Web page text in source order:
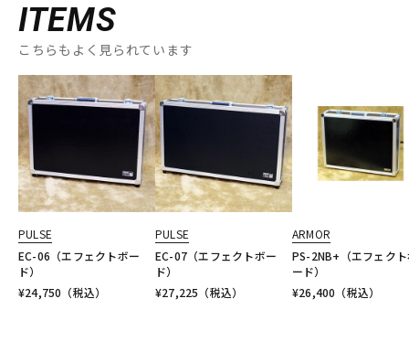
ITEMS
こちらもよく見られています
PULSE
EC-06（エフェクトボー
ド）
¥24,750 （税込）
PULSE
EC-07（エフェクトボー
ド）
¥27,225 （税込）
ARMOR
PS-2NB+（エフェク
ード）
¥26,400 （税込）